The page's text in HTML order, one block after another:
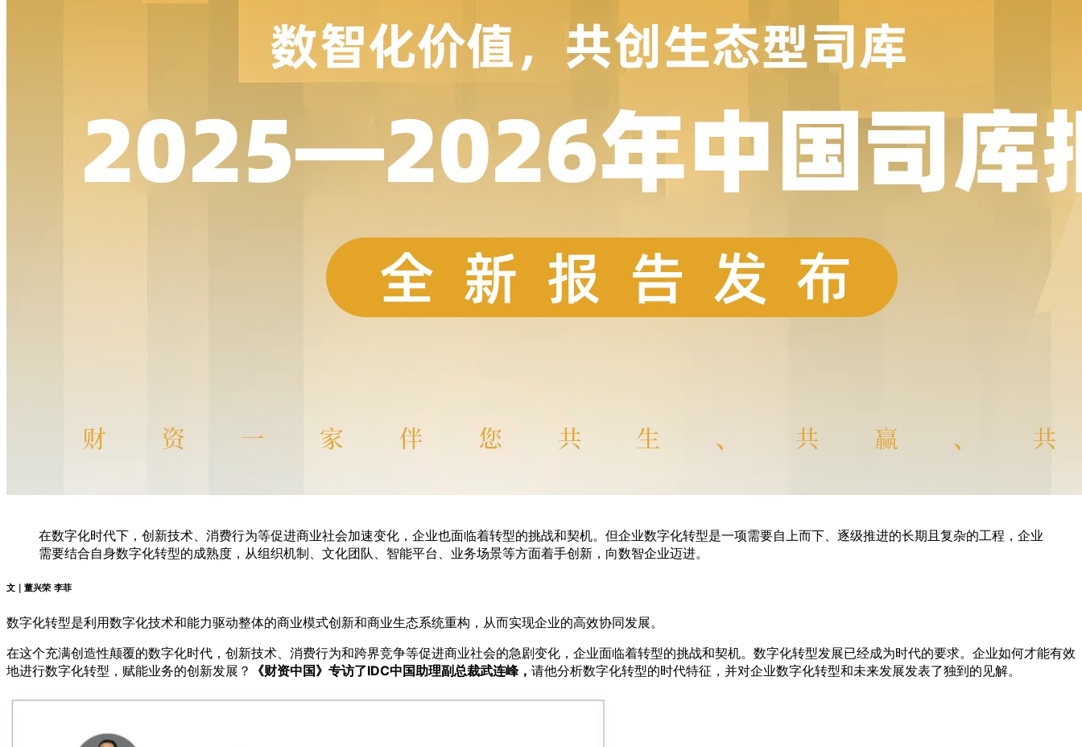
在数字化时代下，创新技术、消费行为等促进商业社会加速变化，企业也面临着转型的挑战和契机。但企业数字化转型是一项需要自上而下、逐级推进的长期且复杂的工程，企业
需要结合自身数字化转型的成熟度，从组织机制、文化团队、智能平台、业务场景等方面着手创新，向数智企业迈进。
文｜董兴荣 李菲
数字化转型是利用数字化技术和能力驱动整体的商业模式创新和商业生态系统重构，从而实现企业的高效协同发展。
在这个充满创造性颠覆的数字化时代，创新技术、消费行为和跨界竞争等促进商业社会的急剧变化，企业面临着转型的挑战和契机。数字化转型发展已经成为时代的要求。企业如何才能有效
地进行数字化转型，赋能业务的创新发展？
《财资中国》专访了IDC中国助理副总裁武连峰， 请他分析数字化转型的时代特征，并对企业数字化转型和未来发展发表了独到的见解。